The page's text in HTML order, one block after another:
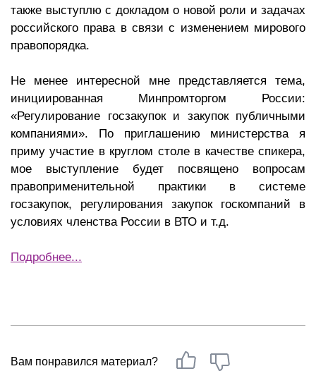
также выступлю с докладом о новой роли и задачах
российского права в связи с изменением мирового
правопорядка.
Не менее интересной мне представляется тема,
инициированная Минпромторгом России:
«Регулирование госзакупок и закупок публичными
компаниями». По приглашению министерства я
приму участие в круглом столе в качестве спикера,
мое выступление будет посвящено вопросам
правоприменительной практики в системе
госзакупок, регулирования закупок госкомпаний в
условиях членства России в ВТО и т.д.
Подробнее...
Вам понравился материал?